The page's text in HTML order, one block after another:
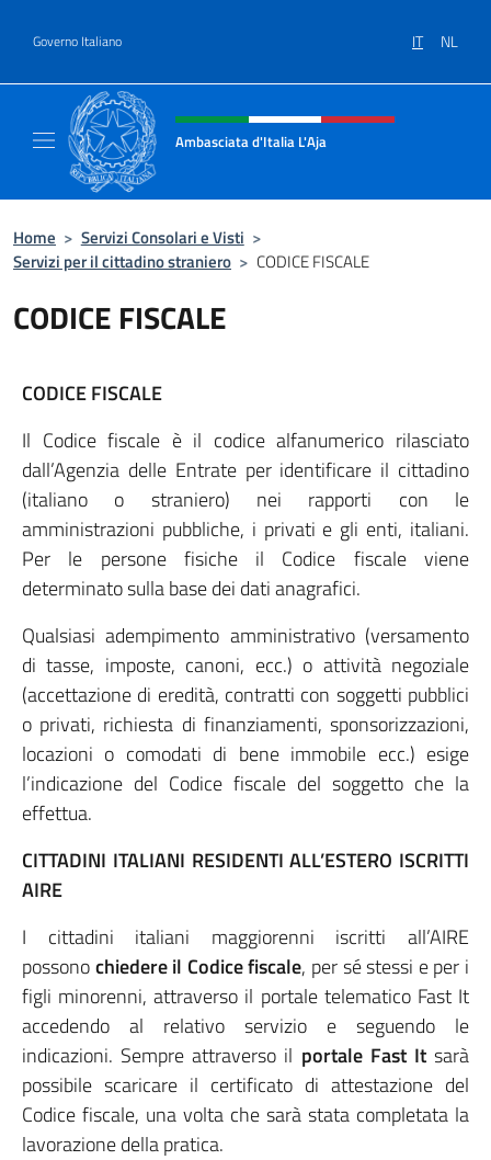
Governo Italiano IT NL
Intestazione sito, social e menù
Ambasciata d'Italia L'Aja
Home > Servizi Consolari e Visti >
Servizi per il cittadino straniero > CODICE FISCALE
CODICE FISCALE
CODICE FISCALE
Il Codice fiscale è il codice alfanumerico rilasciato
dall’Agenzia delle Entrate per identificare il cittadino
(italiano o straniero) nei rapporti con le
amministrazioni pubbliche, i privati e gli enti, italiani.
Per le persone fisiche il Codice fiscale viene
determinato sulla base dei dati anagrafici.
Qualsiasi adempimento amministrativo (versamento
di tasse, imposte, canoni, ecc.) o attività negoziale
(accettazione di eredità, contratti con soggetti pubblici
o privati, richiesta di finanziamenti, sponsorizzazioni,
locazioni o comodati di bene immobile ecc.) esige
l’indicazione del Codice fiscale del soggetto che la
effettua.
CITTADINI ITALIANI RESIDENTI ALL’ESTERO ISCRITTI
AIRE
I cittadini italiani maggiorenni iscritti all’AIRE
possonochiedereil Codice fiscale, per sé stessi e per i
figli minorenni, attraverso il portale telematico Fast It
accedendo al relativo servizio e seguendo le
indicazioni. Sempre attraverso il portale Fast Itsarà
possibile scaricare il certificato di attestazione del
Codice fiscale, una volta che sarà stata completata la
lavorazione della pratica.